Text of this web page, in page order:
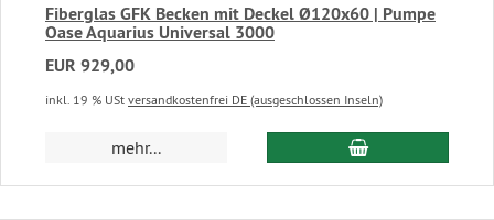
Fiberglas GFK Becken mit Deckel Ø120x60 | Pumpe
Oase Aquarius Universal 3000
EUR 929,00
inkl. 19 % USt versandkostenfrei DE (ausgeschlossen Inseln)
mehr... In den